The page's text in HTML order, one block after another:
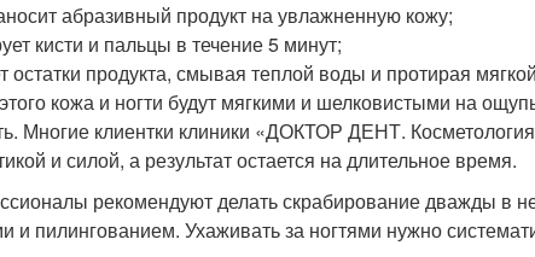
абразивный продукт на увлажненную кожу;
кисти и пальцы в течение 5 минут;
остатки продукта, смывая теплой воды и протирая
кожа и ногти будут мягкими и шелковистыми на
Многие клиентки клиники «ДОКТОР ДЕНТ.
и силой, а результат остается на длительное время.
рекомендуют делать скрабирование дважды в
и пилингованием. Ухаживать за ногтями нужно